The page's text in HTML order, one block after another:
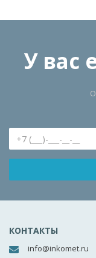
У вас
КОНТАКТЫ
info@inkomet.ru